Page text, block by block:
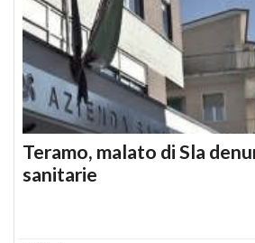
Teramo, malato di Sla
sanitarie